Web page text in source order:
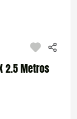
2.5 Metros